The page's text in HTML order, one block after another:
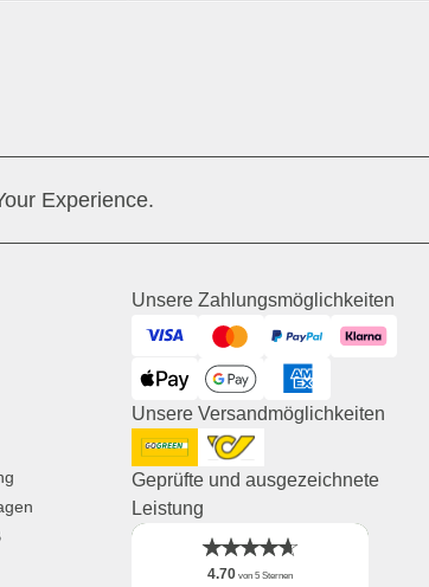
Experience.
Unsere Zahlungsmöglichkeiten
Visa MastercardPayPal Klarna
ApplePay GooglePayAmerican Express
Unsere Versandmöglichkeiten
DHL GoGreen
Post AT
Geprüfte und ausgezeichnete
Leistung
4.70 von 5 Sternen